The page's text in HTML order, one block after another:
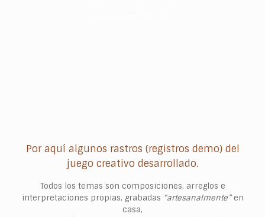
Por aquí algunos rastros (registros demo) del
juego creativo desarrollado.
Todos los temas son composiciones, arreglos e
interpretaciones propias, grabadas “artesanalmente”en
casa,